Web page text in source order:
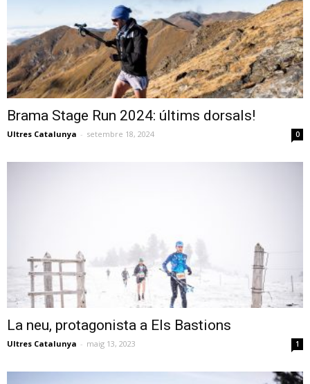
Brama Stage Run 2024: últims dorsals!
Ultres Catalunya - setembre 18, 2024 0
La neu, protagonista a Els Bastions
Ultres Catalunya - maig 13, 2023 1